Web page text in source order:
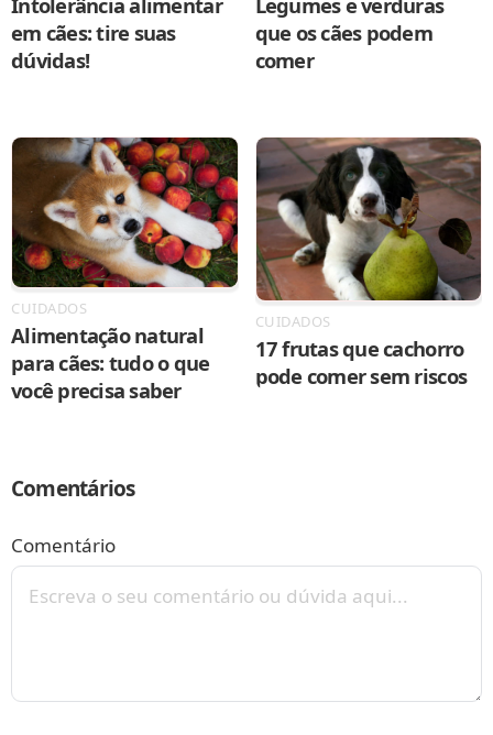
em cães: tire suas
dúvidas!
que os cães podem
comer
CUIDADOS
Alimentação natural
para cães: tudo o que
você precisa saber
CUIDADOS
17 frutas que cachorro
pode comer sem riscos
Comentários
Comentário